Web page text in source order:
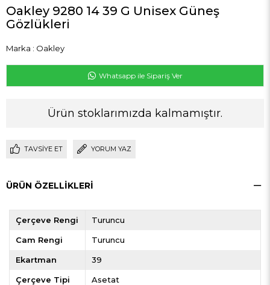
Oakley 9280 14 39 G Unisex Güneş
Gözlükleri
Marka : Oakley
Whatsapp ile Sipariş Ver
Ürün stoklarımızda kalmamıştır.
TAVSIYE ET YORUM YAZ
ÜRÜN ÖZELLIKLERI
Çerçeve Rengi Turuncu
Cam Rengi Turuncu
Ekartman 39
Çerçeve Tipi Asetat